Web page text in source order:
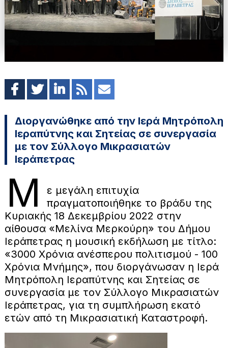
Διοργανώθηκε από την Ιερά Μητρόπολη
Ιεραπύτνης και Σητείας σε συνεργασία
με τον Σύλλογο Μικρασιατών
Ιεράπετρας
Μ
ε μεγάλη επιτυχία
πραγματοποιήθηκε το βράδυ της
Κυριακής 18 Δεκεμβρίου 2022 στην
αίθουσα «Μελίνα Μερκούρη» του Δήμου
Ιεράπετρας η μουσική εκδήλωση με τίτλο:
«3000 Χρόνια ανέσπερου πολιτισμού - 100
Χρόνια Μνήμης», που διοργάνωσαν η Ιερά
Μητρόπολη Ιεραπύτνης και Σητείας σε
συνεργασία με τον Σύλλογο Μικρασιατών
Ιεράπετρας, για τη συμπλήρωση εκατό
ετών από τη Μικρασιατική Καταστροφή.